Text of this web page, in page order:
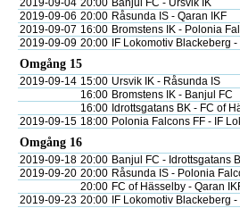
2019-09-04 20:00 Banjul FC - Ursvik IK
2019-09-06 20:00 Råsunda IS - Qaran IKF
2019-09-07 16:00 Bromstens IK - Polonia
2019-09-09 20:00 IF Lokomotiv Blackeberg
Omgång 15
2019-09-14 15:00 Ursvik IK - Råsunda IS
16:00 Bromstens IK - Banjul FC
16:00 Idrottsgatans BK - FC of
2019-09-15 18:00 Polonia Falcons FF - IF
Omgång 16
2019-09-18 20:00 Banjul FC - Idrottsgatans
2019-09-20 20:00 Råsunda IS - Polonia
20:00 FC of Hässelby - Qaran
2019-09-23 20:00 IF Lokomotiv Blackeberg